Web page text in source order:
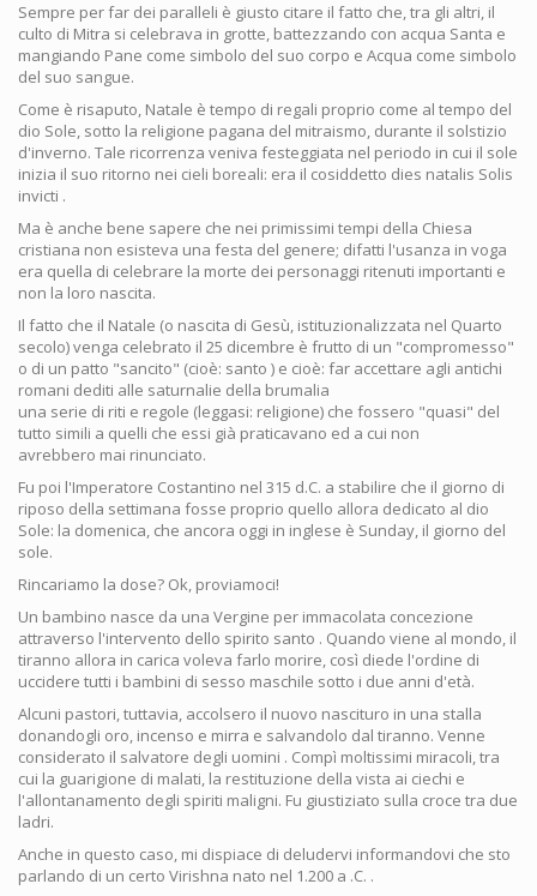
Sempre per far dei paralleli è giusto citare il fatto che, tra gli altri, il
culto di Mitra si celebrava in grotte, battezzando con acqua Santa e
mangiando Pane come simbolo del suo corpo e Acqua come simbolo
del suo sangue.
Come è risaputo, Natale è tempo di regali proprio come al tempo del
dio Sole, sotto la religione pagana del mitraismo, durante il solstizio
d'inverno. Tale ricorrenza veniva festeggiata nel periodo in cui il sole
inizia il suo ritorno nei cieli boreali: era il cosiddetto dies natalis Solis
invicti .
Ma è anche bene sapere che nei primissimi tempi della Chiesa
cristiana non esisteva una festa del genere; difatti l'usanza in voga
era quella di celebrare la morte dei personaggi ritenuti importanti e
non la loro nascita.
Il fatto che il Natale (o nascita di Gesù, istituzionalizzata nel Quarto
secolo) venga celebrato il 25 dicembre è frutto di un "compromesso"
o di un patto "sancito" (cioè: santo ) e cioè: far accettare agli antichi
romani dediti alle saturnalie della brumalia
una serie di riti e regole (leggasi: religione) che fossero "quasi" del
tutto simili a quelli che essi già praticavano ed a cui non
avrebbero mai rinunciato.
Fu poi l'Imperatore Costantino nel 315 d.C. a stabilire che il giorno di
riposo della settimana fosse proprio quello allora dedicato al dio
Sole: la domenica, che ancora oggi in inglese è Sunday, il giorno del
sole.
Rincariamo la dose? Ok, proviamoci!
Un bambino nasce da una Vergine per immacolata concezione
attraverso l'intervento dello spirito santo . Quando viene al mondo, il
tiranno allora in carica voleva farlo morire, così diede l'ordine di
uccidere tutti i bambini di sesso maschile sotto i due anni d'età.
Alcuni pastori, tuttavia, accolsero il nuovo nascituro in una stalla
donandogli oro, incenso e mirra e salvandolo dal tiranno. Venne
considerato il salvatore degli uomini . Compì moltissimi miracoli, tra
cui la guarigione di malati, la restituzione della vista ai ciechi e
l'allontanamento degli spiriti maligni. Fu giustiziato sulla croce tra due
ladri.
Anche in questo caso, mi dispiace di deludervi informandovi che sto
parlando di un certo Virishna nato nel 1.200 a .C. .